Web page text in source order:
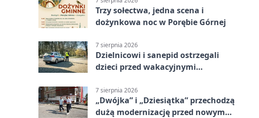
Trzy sołectwa, jedna scena i
dożynkowa noc w Porębie Górnej
7 sierpnia 2026
Dzielnicowi i sanepid ostrzegali
dzieci przed wakacyjnymi
7 sierpnia 2026
„Dwójka” i „Dziesiątka” przechodzą
dużą modernizację przed nowym